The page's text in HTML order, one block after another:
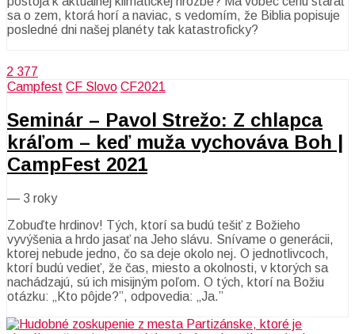
sa o zem, ktorá horí a naviac, s vedomím, že Biblia popisuje
posledné dni našej planéty tak katastroficky?
2 377
Campfest CF Slovo CF2021
Seminár – Pavol Strežo: Z chlapca
kráľom – keď muža vychováva Boh |
CampFest 2021
— 3 roky
Zobuďte hrdinov! Tých, ktorí sa budú tešiť z Božieho
vyvýšenia a hrdo jasať na Jeho slávu. Snívame o generácii,
ktorej nebude jedno, čo sa deje okolo nej. O jednotlivcoch,
ktorí budú vedieť, že čas, miesto a okolnosti, v ktorých sa
nachádzajú, sú ich misijným poľom. O tých, ktorí na Božiu
otázku: „Kto pôjde?”, odpovedia: „Ja.”